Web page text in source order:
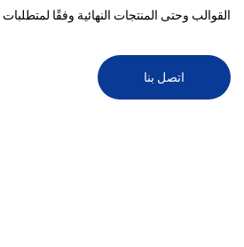
القوالب وحتى المنتجات النهائية وفقًا لمتطلبات
اتصل بنا